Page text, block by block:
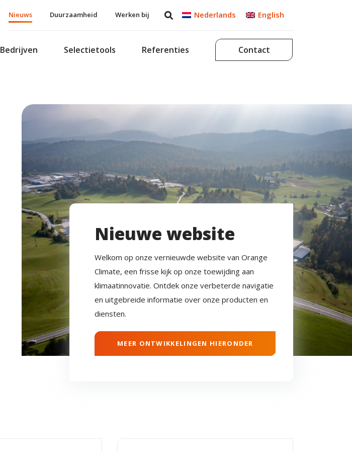
Nieuws Duurzaamheid Werken bij Nederlands English
Bedrijven Selectietools Referenties Contact
Nieuwe website
Welkom op onze vernieuwde website van Orange
Climate, een frisse kijk op onze toewijding aan
klimaatinnovatie. Ontdek onze verbeterde navigatie
en uitgebreide informatie over onze producten en
diensten.
MEER ONTWIKKELINGEN HIERONDER